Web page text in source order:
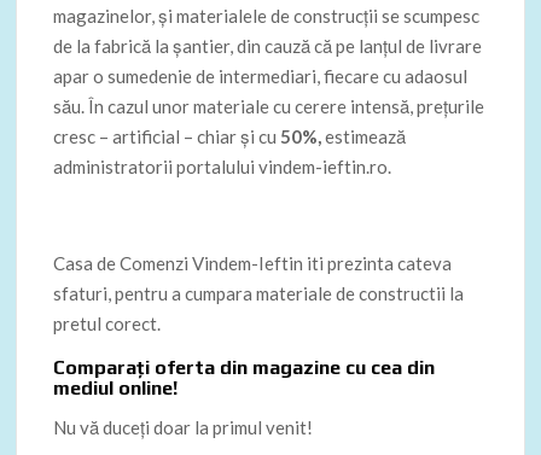
magazinelor, și materialele de construcții se scumpesc
de la fabrică la șantier, din cauză că pe lanțul de livrare
apar o sumedenie de intermediari, fiecare cu adaosul
său. În cazul unor materiale cu cerere intensă, prețurile
cresc – artificial – chiar și cu 50%,estimează
administratorii portalului vindem-ieftin.ro.
Casa de Comenzi Vindem-Ieftin iti prezinta cateva
sfaturi, pentru a cumpara materiale de constructii la
pretul corect.
Comparați oferta din magazine cu cea din
mediul online!
Nu vă duceți doar la primul venit!